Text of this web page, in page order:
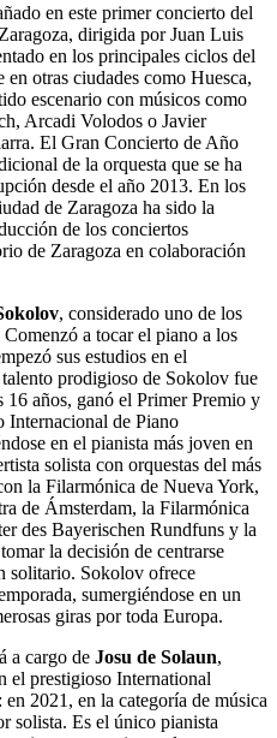
en este primer concierto del
dirigida por Juan Luis
en los principales ciclos del
otras ciudades como Huesca,
escenario con músicos como
Arcadi Volodos o Javier
El Gran Concierto de Año
de la orquesta que se ha
desde el año 2013. En los
de Zaragoza ha sido la
de los conciertos
de Zaragoza en colaboración
, considerado uno de los
a tocar el piano a los
sus estudios en el
prodigioso de Sokolov fue
años, ganó el Primer Premio y
Internacional de Piano
en el pianista más joven en
solista con orquestas del más
la Filarmónica de Nueva York,
de Ámsterdam, la Filarmónica
des Bayerischen Rundfuns y la
la decisión de centrarse
solitario. Sokolov ofrece
sumergiéndose en un
giras por toda Europa.
a cargo de Josu de Solaun,
el prestigioso International
2021, en la categoría de música
solista. Es el único pianista